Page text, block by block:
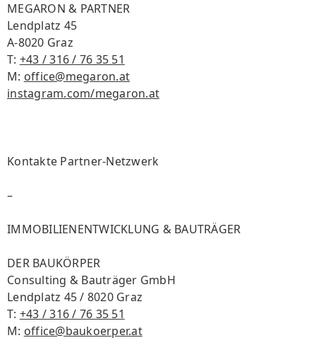
MEGARON & PARTNER
Lendplatz 45
A-8020 Graz
T: +43 / 316 / 76 35 51
M: office@megaron.at
instagram.com/megaron.at
Kontakte Partner-Netzwerk
–
IMMOBILIENENTWICKLUNG & BAUTRÄGER
DER BAUKÖRPER
Consulting & Bauträger GmbH
Lendplatz 45 / 8020 Graz
T: +43 / 316 / 76 35 51
M: office@baukoerper.at